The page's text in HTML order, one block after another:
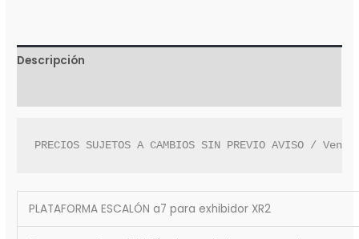
Descripción
PRECIOS SUJETOS A CAMBIOS SIN PREVIO AVISO /
PLATAFORMA ESCALÓN a7 para exhibidor XR2